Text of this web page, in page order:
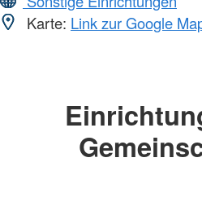
Karte: Link zur Google